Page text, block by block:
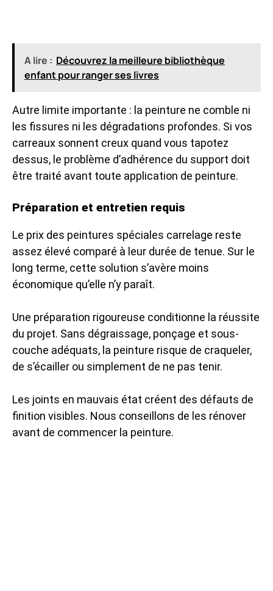
A lire : Découvrez la meilleure bibliothèque
enfant pour ranger ses livres
Autre limite importante : la peinture ne comble ni
les fissures ni les dégradations profondes. Si vos
carreaux sonnent creux quand vous tapotez
dessus, le problème d’adhérence du support doit
être traité avant toute application de peinture.
Préparation et entretien requis
Le prix des peintures spéciales carrelage reste
assez élevé comparé à leur durée de tenue. Sur le
long terme, cette solution s’avère moins
économique qu’elle n’y paraît.
Une préparation rigoureuse conditionne la réussite
du projet. Sans dégraissage, ponçage et sous-
couche adéquats, la peinture risque de craqueler,
de s’écailler ou simplement de ne pas tenir.
Les joints en mauvais état créent des défauts de
finition visibles. Nous conseillons de les rénover
avant de commencer la peinture.